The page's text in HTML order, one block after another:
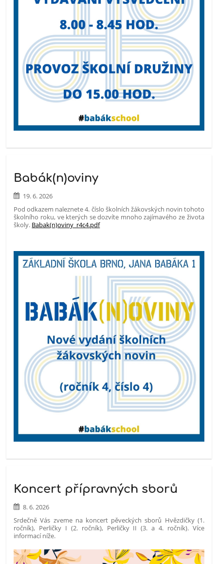
Babák(n)oviny
19. 6. 2026
Pod odkazem naleznete 4. číslo školních žákovských novin tohoto
školního roku, ve kterých se dozvíte mnoho zajímavého ze života
školy. Babak(n)oviny_r4c4.pdf
Koncert přípravných sborů
8. 6. 2026
Srdečně Vás zveme na koncert pěveckých sborů Hvězdičky (1.
ročník), Perličky I (2. ročník), Perličky II (3. a 4. ročník). Více
informací níže.